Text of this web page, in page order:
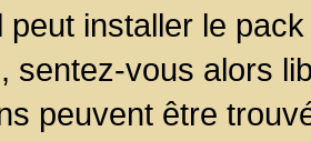
peut installer le
sentez-vous alors
peuvent être